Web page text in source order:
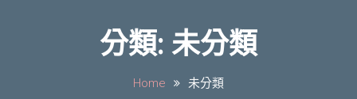
分類: 未分類
Home 未分類